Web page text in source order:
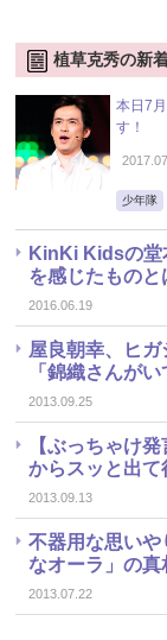
植草克秀の新
本日7
す！
少年隊
KinKi Kidsの堂
を感じたものと
2016.06.19
屋良朝幸、ヒ
「錦織さんが
2013.09.25
【ぶっちゃけ
からスッと出て
2013.09.13
不器用な思い
なオーラ」の真
2013.07.22